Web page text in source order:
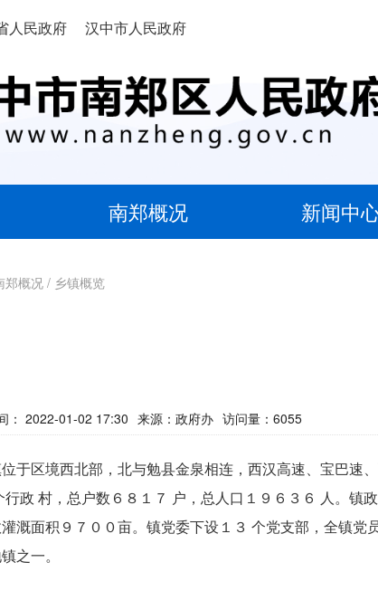
人民政府 汉中市人民政府
南郑概况 新闻中
郑概况 / 乡镇概览
： 2022-01-02 17:30 来源： 政府办 访问量： 6055
于区境西北部，北与勉县金泉相连，西汉高速、宝巴速
行政 村，总户数６８１７ 户，总人口１９６３６ 人。
溉面积９７００亩。镇党委下设１３ 个党支部，全镇
之一。